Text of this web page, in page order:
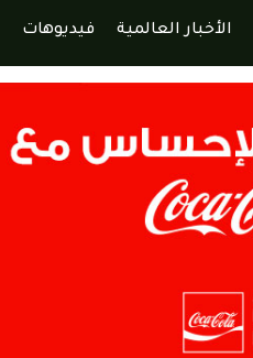
الأخبار العالمية فيديوهات